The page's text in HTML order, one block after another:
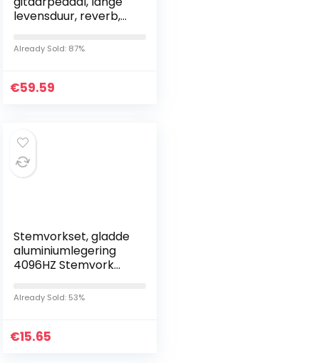
levensduur, reverb,
elke gitaartechnicus
Already Sold: 87%
€59.59
Stemvorkset, gladde
aluminiumlegering
4096HZ Stemvork
yogahouding en
gehoortest te
Already Sold: 53%
€15.65